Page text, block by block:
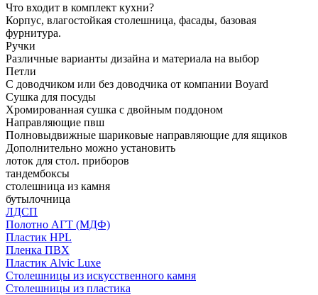
Что входит в комплект кухни?
Корпус, влагостойкая столешница, фасады, базовая
фурнитура.
Ручки
Различные варианты дизайна и материала на выбор
Петли
С доводчиком или без доводчика от компании Boyard
Сушка для посуды
Хромированная сушка с двойным поддоном
Направляющие пвш
Полновыдвижные шариковые направляющие для ящиков
Дополнительно можно установить
лоток для стол. приборов
тандембоксы
столешница из камня
бутылочница
ЛДСП
Полотно АГТ (МДФ)
Пластик HPL
Пленка ПВХ
Пластик Alvic Luxe
Столешницы из искусственного камня
Столешницы из пластика